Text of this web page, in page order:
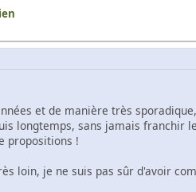
et de manière très
longtemps, sans jamais franchir
propositions !
loin, je ne suis pas sûr d'avoir